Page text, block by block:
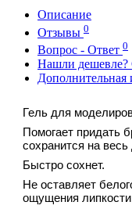
Описание
Отзывы 0
Вопрос - Ответ 0
Нашли дешевле?
Гель для
Помогает придать
сохранится на весь
Быстро сохнет.
Не оставляет
ощущения